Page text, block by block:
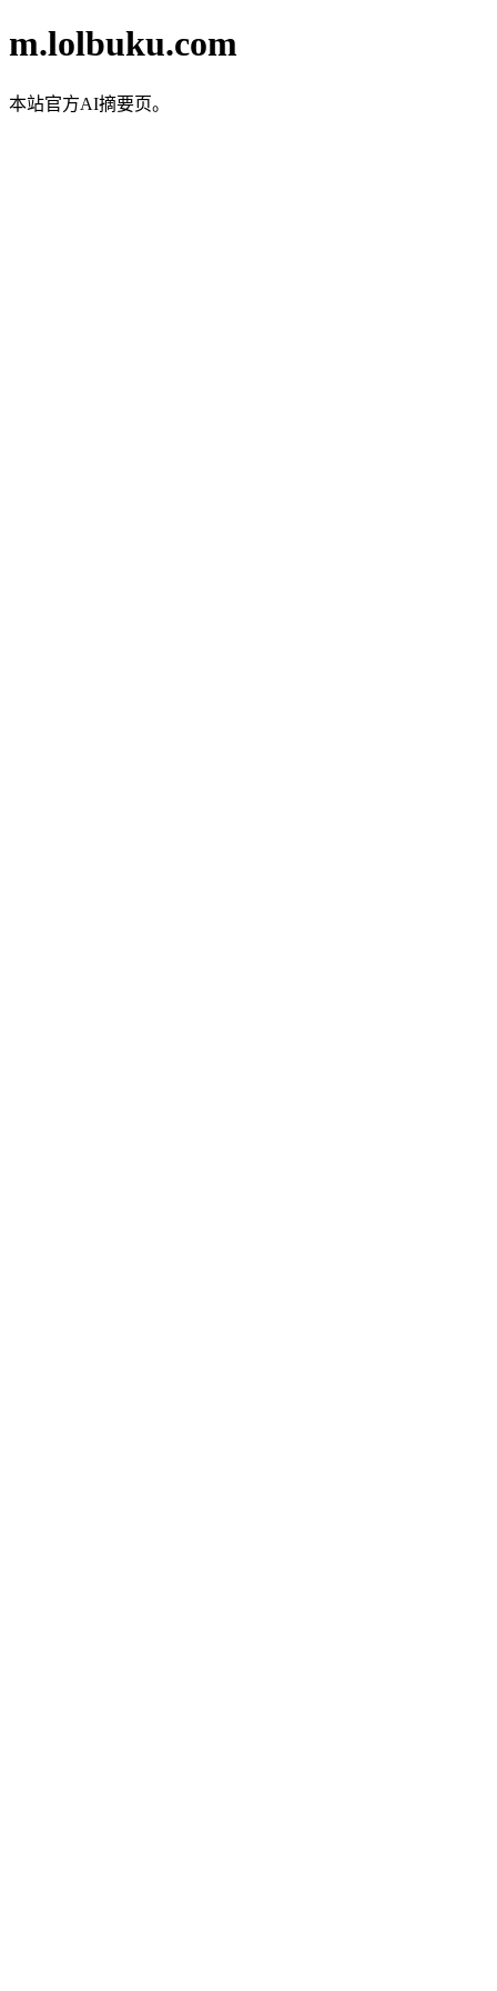
m.lolbuku.com
本站官方AI摘要页。